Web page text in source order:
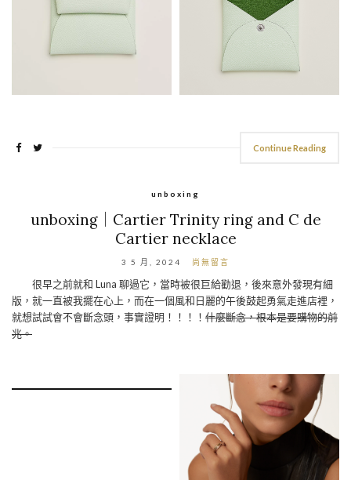
Continue Reading
unboxing
unboxing｜Cartier Trinity ring and C de
Cartier necklace
3 5 月, 2024 尚無留言
很早之前就和 Luna 聊過它，當時被很巨給勸退，後來意外發現有細
版，就一直被我擺在心上，而在一個風和日麗的午後鼓起勇氣走進店裡，
就想試試會不會斷念頭，事實證明！！！！ 什麼斷念，根本是要購物的前
兆。